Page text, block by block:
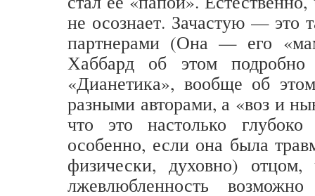
не осознает. Зачастую — это
партнерами (Она — его
Хаббард об этом подробно
«Дианетика», вообще об
разными авторами, а «воз и
что это настолько
особенно, если она была
физически, духовно) отцом,
лжевлюбленность